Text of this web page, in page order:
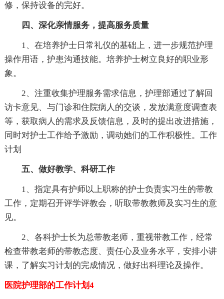
修，保持设备的完好。
四、深化亲情服务，提高服务质量
1、在培养护士日常礼仪的基础上，进一步规范护理
操作用语，护患沟通技能。培养护士树立良好的职业形
象。
2、注重收集护理服务需求信息，护理部通过了解回
访卡意见、与门诊和住院病人的交谈，发放满意度调查表
等，获取病人的需求及反馈信息，及时的提出改进措施，
同时对护士工作给予激励，调动她们的工作积极性。工作
计划
五、做好教学、科研工作
1、指定具有护师以上职称的护士负责实习生的带教
工作，定期召开评学评教会，听取带教教师及实习生的意
见。
2、各科护士长为总带教老师，重视带教工作，经常
检查带教老师的带教态度、责任心及业务水平，安排小讲
课，了解实习计划的完成情况，做好出科理论及操作。
医院护理部的工作计划4